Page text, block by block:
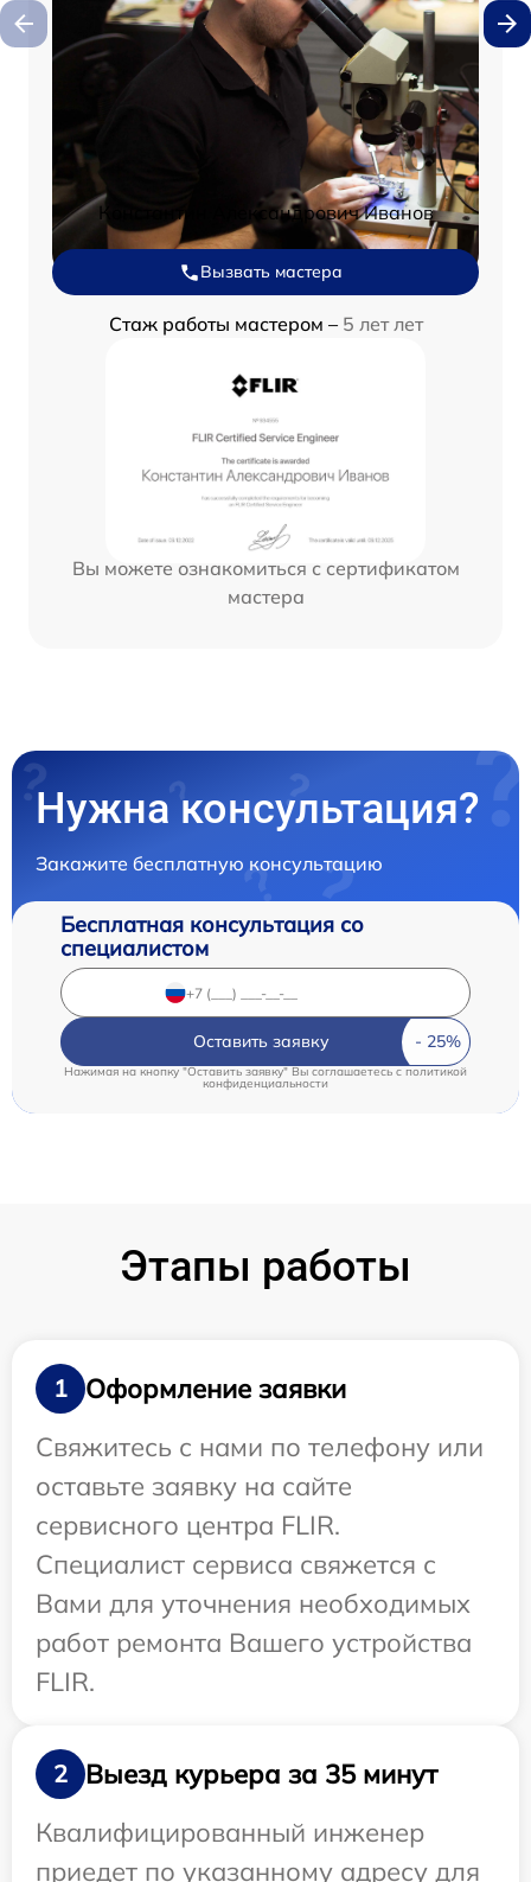
Константин Александрович Иванов
Вызвать мастера
Стаж работы мастером – 5 лет лет
Вы можете ознакомиться с сертификатом
мастера
Нужна консультация?
Закажите бесплатную консультацию
Бесплатная консультация со
специалистом
Оставить заявку
Нажимая на кнопку "Оставить заявку" Вы соглашаетесь c политикой
конфиденциальности
Этапы работы
1
Оформление заявки
Свяжитесь с нами по телефону или
оставьте заявку на сайте
сервисного центра FLIR.
Специалист сервиса свяжется с
Вами для уточнения необходимых
работ ремонта Вашего устройства
FLIR.
2
Выезд курьера за 35 минут
Квалифицированный инженер
приедет по указанному адресу для